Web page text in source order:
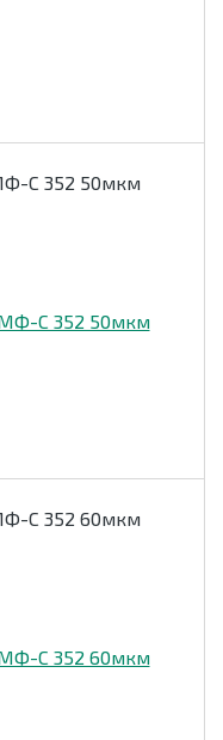
С 352 50мкм
С 352 60мкм